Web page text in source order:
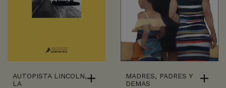
AUTOPISTA LINCOLN,
LA
MADRES, PADRES Y
DEMAS